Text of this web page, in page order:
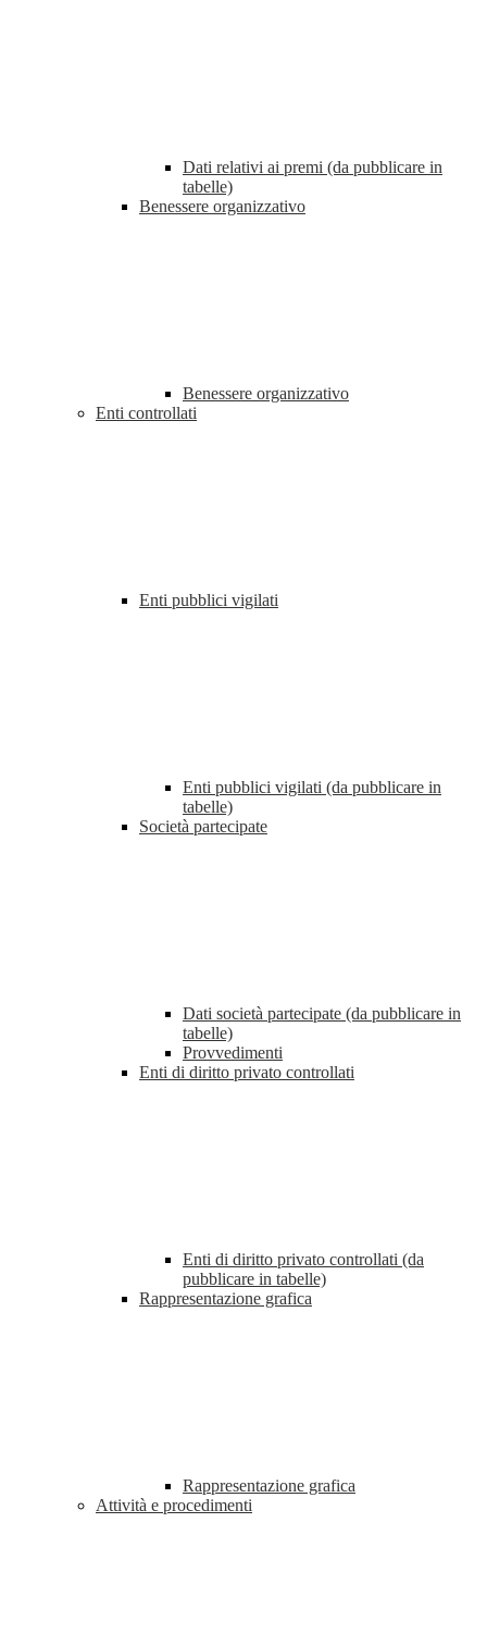
Dati relativi ai premi (da pubblicare in
tabelle)
Benessere organizzativo
Benessere organizzativo
Enti controllati
Enti pubblici vigilati
Enti pubblici vigilati (da pubblicare in
tabelle)
Società partecipate
Dati società partecipate (da pubblicare in
tabelle)
Provvedimenti
Enti di diritto privato controllati
Enti di diritto privato controllati (da
pubblicare in tabelle)
Rappresentazione grafica
Rappresentazione grafica
Attività e procedimenti